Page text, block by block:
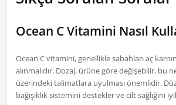
Ocean C Vitamini Nasıl
Ocean C vitamini, genellikle sabahları aç
alınmalıdır. Dozaj, ürüne göre değişebilir, bu
üzerindeki talimatlara uyulması önemlidir.
bağışıklık sistemini destekler ve cilt sağlığını